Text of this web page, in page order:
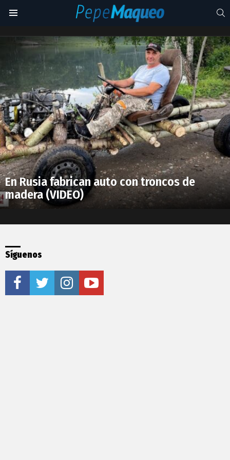
vehículos
madera
stories
En Rusia fabrican auto con troncos de
madera (VIDEO)
Síguenos
facebooktwitter instagramyoutube